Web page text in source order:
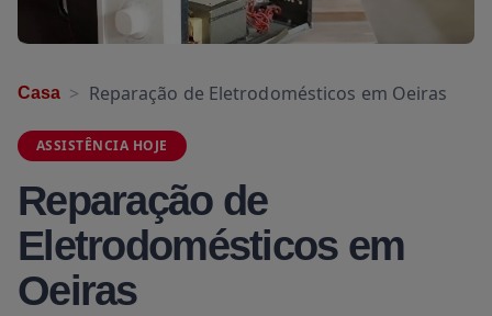
Casa Reparação de Eletrodomésticos em Oeiras
ASSISTÊNCIA HOJE
Reparação de
Eletrodomésticos em
Oeiras